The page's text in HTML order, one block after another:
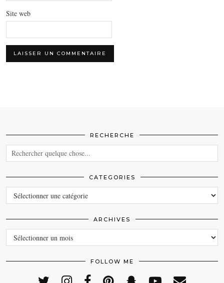
Site web
RECHERCHE
CATEGORIES
CATEGORIES
ARCHIVES
ARCHIVES
FOLLOW ME